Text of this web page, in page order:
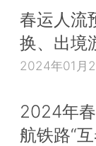
春运人流
换、出境
2024年01月
2024年
航铁路“